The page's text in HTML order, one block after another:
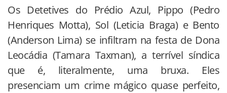
Os Detetives do Prédio Azul, Pippo (Pedro
Henriques Motta), Sol (Leticia Braga) e Bento
(Anderson Lima) se infiltram na festa de Dona
Leocádia (Tamara Taxman), a terrível síndica
que é, literalmente, uma bruxa. Eles
presenciam um crime mágico quase perfeito,